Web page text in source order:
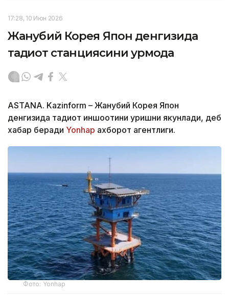
17:28, 10 Июн 2026
Жанубий Корея Япон денгизида
тадқиқот станциясини қурмоқда
ASTANA. Kazinform – Жанубий Корея Япон
денгизида тадқиқот иншоотини қуришни якунлади, деб
хабар беради Yonhap ахборот агентлиги.
Фото: Yonhap